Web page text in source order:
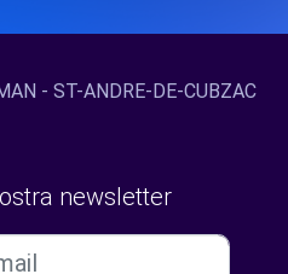
- ST-ANDRE-DE-CUBZAC
newsletter